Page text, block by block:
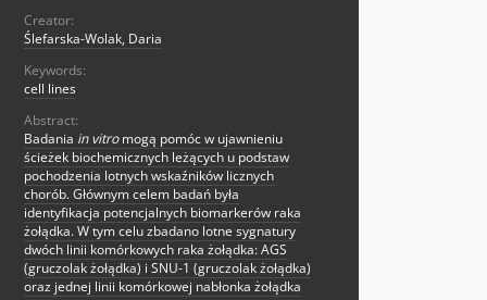
Creator:
Ślefarska-Wolak, Daria
Keywords:
cell lines
Abstract:
Badania in vitromogą pomóc w ujawnieniu
ścieżek biochemicznych leżących u podstaw
pochodzenia lotnych wskaźników licznych
chorób. Głównym celem badań była
identyfikacja potencjalnych biomarkerów raka
żołądka. W tym celu zbadano lotne sygnatury
dwóch linii komórkowych raka żołądka: AGS
(gruczolak żołądka) i SNU-1 (gruczolak żołądka)
oraz jednej linii komórkowej nabłonka żołądka